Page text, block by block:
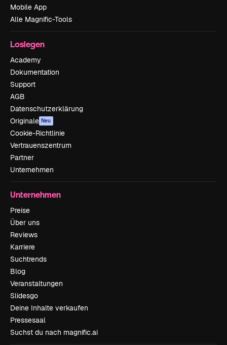
Mobile App
Alle Magnific-Tools
Loslegen
Academy
Dokumentation
Support
AGB
Datenschutzerklärung
Originale Neu
Cookie-Richtlinie
Vertrauenszentrum
Partner
Unternehmen
Unternehmen
Preise
Über uns
Reviews
Karriere
Suchtrends
Blog
Veranstaltungen
Slidesgo
Deine Inhalte verkaufen
Pressesaal
Suchst du nach magnific.ai